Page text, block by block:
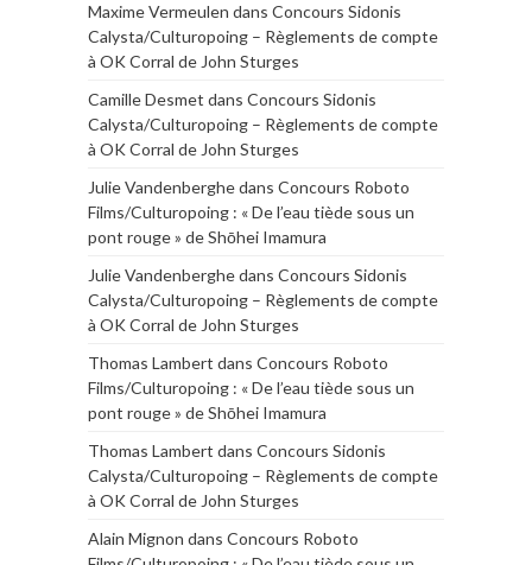
Maxime Vermeulen dans Concours Sidonis
Calysta/Culturopoing – Règlements de compte
à OK Corral de John Sturges
Camille Desmet dans Concours Sidonis
Calysta/Culturopoing – Règlements de compte
à OK Corral de John Sturges
Julie Vandenberghedans Concours Roboto
Films/Culturopoing : « De l’eau tiède sous un
pont rouge » de Shōhei Imamura
Julie Vandenberghedans Concours Sidonis
Calysta/Culturopoing – Règlements de compte
à OK Corral de John Sturges
Thomas Lambert dans Concours Roboto
Films/Culturopoing : « De l’eau tiède sous un
pont rouge » de Shōhei Imamura
Thomas Lambert dans Concours Sidonis
Calysta/Culturopoing – Règlements de compte
à OK Corral de John Sturges
Alain Mignon dans Concours Roboto